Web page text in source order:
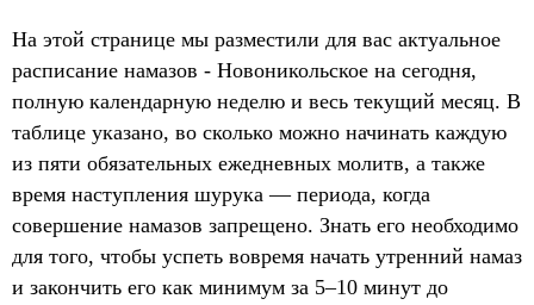
На этой странице мы разместили для вас актуальное
расписание намазов - Новоникольское на сегодня,
полную календарную неделю и весь текущий месяц. В
таблице указано, во сколько можно начинать каждую
из пяти обязательных ежедневных молитв, а также
время наступления шурука — периода, когда
совершение намазов запрещено. Знать его необходимо
для того, чтобы успеть вовремя начать утренний намаз
и закончить его как минимум за 5–10 минут до